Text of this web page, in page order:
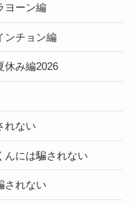
ヨーン編
ンチョン編
休み編2026
れない
んには騙されない
されない